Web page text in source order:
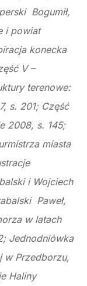
Bogumił,
i powiat
konecka
V –
terenowe:
s. 201; Część
2008, s. 145;
miasta
i Wojciech
Paweł,
w latach
Jednodniówka
w Przedborzu,
Haliny